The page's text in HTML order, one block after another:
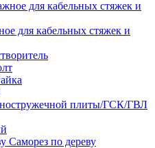
для кабельных стяжек и
плиты/ГСК/ГВЛ
Саморез по дереву